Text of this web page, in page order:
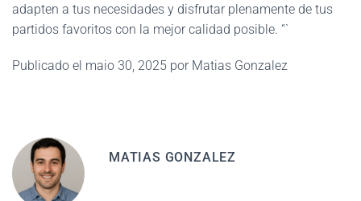
adapten a tus necesidades y disfrutar plenamente de tus
partidos favoritos con la mejor calidad posible. “`
Publicado el maio 30, 2025 por Matias Gonzalez
MATIAS GONZALEZ